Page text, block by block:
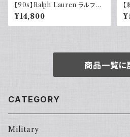
【90s】Ralph Lauren ラルフロ
ーレン カーゴショーツ シルクリ
ネンコットン イージーパンツ 古
着
¥14,800
ハ
商品一覧に
CATEGORY
Military